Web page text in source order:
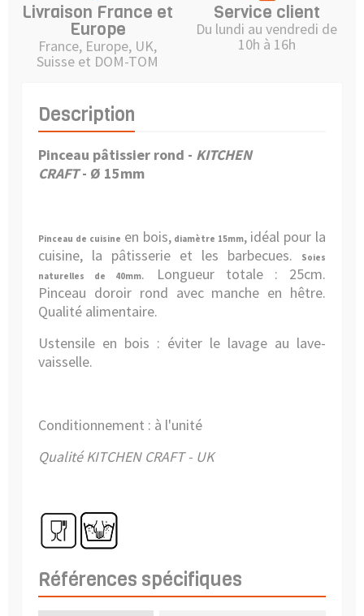
Livraison France et
Europe
France, Europe, UK,
Suisse et DOM-TOM
Service client
Du lundi au vendredi de
10h à 16h
Description
Pinceau pâtissier rond - KITCHEN
CRAFT- Ø 15mm
Pinceau de cuisine en bois, diamètre 15mm, idéal pour la
cuisine, la pâtisserie et les barbecues.
Soies
naturelles de 40mm. Longueur totale : 25cm.
Pinceau doroir rond avec manche en hêtre.
Qualité alimentaire.
Ustensile en bois : éviter le lavage au lave-
vaisselle.
Conditionnement : à l'unité
Qualité KITCHEN CRAFT - UK
Références spécifiques